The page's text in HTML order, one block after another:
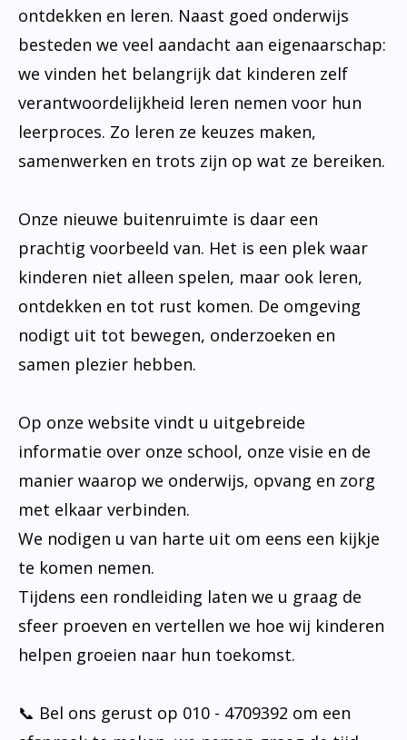
ontdekken en leren. Naast goed onderwijs
besteden we veel aandacht aan eigenaarschap:
we vinden het belangrijk dat kinderen zelf
verantwoordelijkheid leren nemen voor hun
leerproces. Zo leren ze keuzes maken,
samenwerken en trots zijn op wat ze bereiken.
Onze nieuwe buitenruimte is daar een
prachtig voorbeeld van. Het is een plek waar
kinderen niet alleen spelen, maar ook leren,
ontdekken en tot rust komen. De omgeving
nodigt uit tot bewegen, onderzoeken en
samen plezier hebben.
Op onze website vindt u uitgebreide
informatie over onze school, onze visie en de
manier waarop we onderwijs, opvang en zorg
met elkaar verbinden.
We nodigen u van harte uit om eens een kijkje
te komen nemen.
Tijdens een rondleiding laten we u graag de
sfeer proeven en vertellen we hoe wij kinderen
helpen groeien naar hun toekomst.
📞 Bel ons gerust op 010 - 4709392 om een